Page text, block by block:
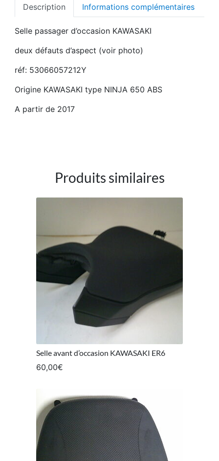
Description Informations complémentaires
Selle passager d’occasion KAWASAKI
deux défauts d’aspect (voir photo)
réf: 53066057212Y
Origine KAWASAKI type NINJA 650 ABS
A partir de 2017
Produits similaires
Selle avant d’occasion KAWASAKI ER6
60,00€